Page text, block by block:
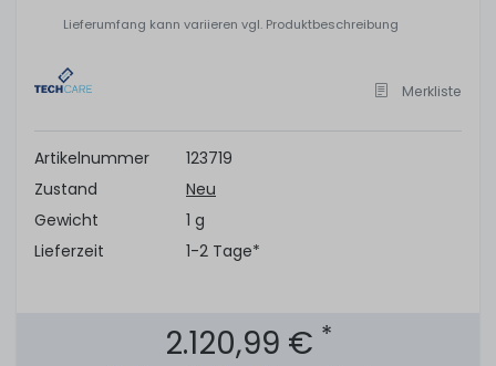
Lieferumfang kann variieren vgl. Produktbeschreibung
Merkliste
Artikelnummer
123719
Zustand
Neu
Gewicht
1 g
Lieferzeit
1-2 Tage*
2.120,99 € *